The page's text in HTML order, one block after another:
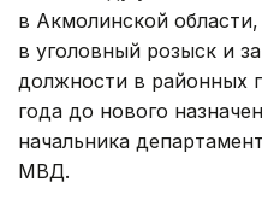
в Акмолинской
в уголовный розыск и
должности в районных
года до нового
начальника
МВД.